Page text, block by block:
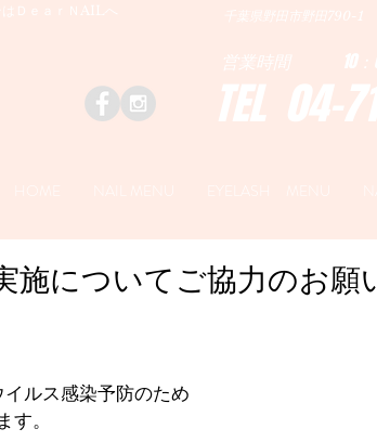
はＤｅａｒＮAILへ 千葉県野田市野田790-1
TEL 04-
営業時間 10：
施についてご協力のお
ルス感染予防のため
。